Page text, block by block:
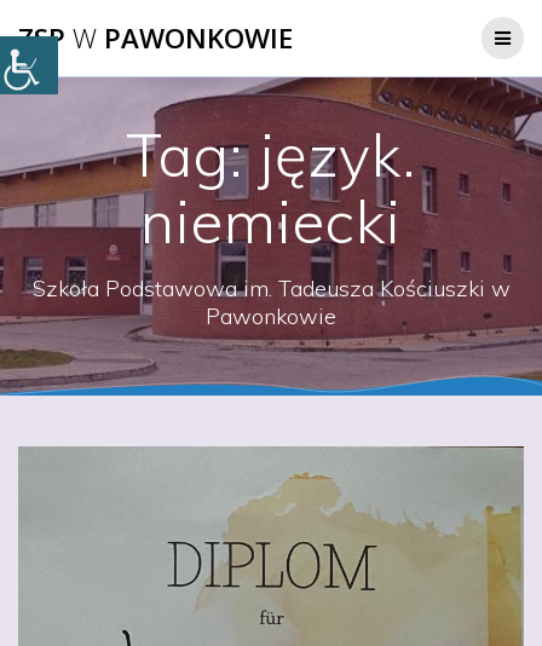
do
ZSP W PAWONKOWIE
Tag:język.
niemiecki
Szkoła Podstawowa im. Tadeusza Kościuszki w
Pawonkowie